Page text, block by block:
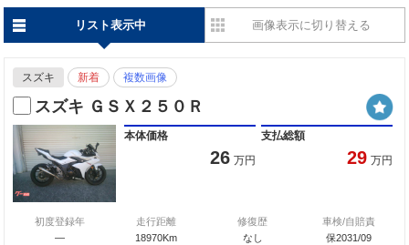
リスト表示中 画像表示に切り替える
スズキ 新着 複数画像
スズキ ＧＳＸ２５０Ｒ
本体価格
26 万円
支払総額
29 万円
初度登録年
―
走行距離
18970Km
修復歴
なし
車検/自賠責
保2031/09